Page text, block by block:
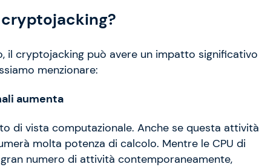
il cryptojacking può avere un impatto significativo
menzionare:
aumenta
di vista computazionale. Anche se questa attività
molta potenza di calcolo. Mentre le CPU di
numero di attività contemporaneamente,